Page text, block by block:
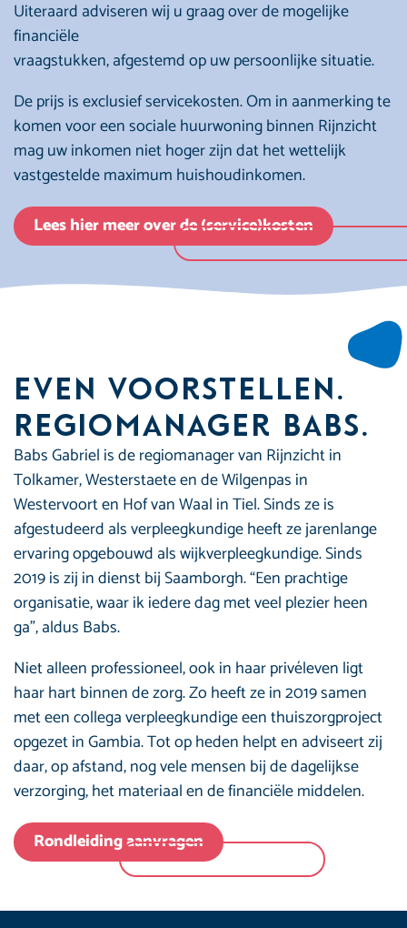
Uiteraard adviseren wij u graag over de mogelijke
financiële
vraagstukken, afgestemd op uw persoonlijke situatie.
De prijs is exclusief servicekosten. Om in aanmerking te
komen voor een sociale huurwoning binnen Rijnzicht
mag uw inkomen niet hoger zijn dat het wettelijk
vastgestelde maximum huishoudinkomen.
Lees hier meer over de (service)kosten
Even Voorstellen.
Regiomanager Babs.
Babs Gabriel is de regiomanager van Rijnzicht in
Tolkamer, Westerstaete en de Wilgenpas in
Westervoort en Hof van Waal in Tiel. Sinds ze is
afgestudeerd als verpleegkundige heeft ze jarenlange
ervaring opgebouwd als wijkverpleegkundige. Sinds
2019 is zij in dienst bij Saamborgh. “Een prachtige
organisatie, waar ik iedere dag met veel plezier heen
ga”, aldus Babs.
Niet alleen professioneel, ook in haar privéleven ligt
haar hart binnen de zorg. Zo heeft ze in 2019 samen
met een collega verpleegkundige een thuiszorgproject
opgezet in Gambia. Tot op heden helpt en adviseert zij
daar, op afstand, nog vele mensen bij de dagelijkse
verzorging, het materiaal en de financiële middelen.
Rondleiding aanvragen